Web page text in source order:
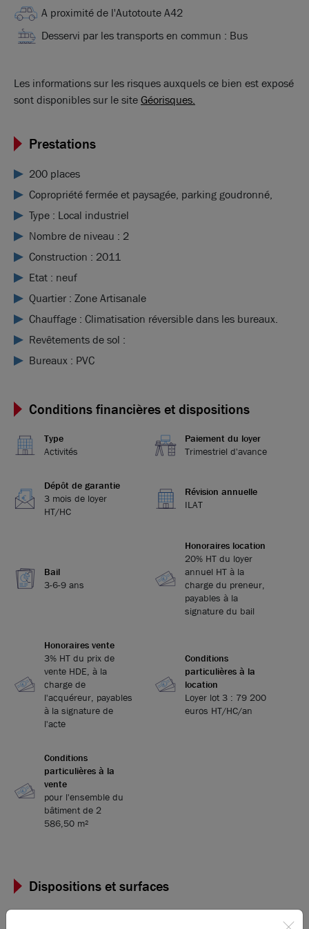
A proximité de l'Autotoute A42
Desservi par les transports en commun : Bus
Les informations sur les risques auxquels ce bien est exposé
sont disponibles sur le siteGéorisques.
Prestations
200 places
Copropriété fermée et paysagée, parking goudronné,
Type : Local industriel
Nombre de niveau : 2
Construction : 2011
Etat : neuf
Quartier : Zone Artisanale
Chauffage : Climatisation réversible dans les bureaux.
Revêtements de sol :
Bureaux : PVC
Conditions financières et dispositions
Type
Activités
Paiement du loyer
Trimestriel d'avance
Dépôt de garantie
3 mois de loyer
HT/HC
Révision annuelle
ILAT
Bail
3-6-9 ans
Honoraires location
20% HT du loyer
annuel HT à la
charge du preneur,
payables à la
signature du bail
Honoraires vente
3% HT du prix de
vente HDE, à la
charge de
l'acquéreur, payables
à la signature de
l'acte
Conditions
particulières à la
location
Loyer lot 3 : 79 200
euros HT/HC/an
Conditions
particulières à la
vente
pour l'ensemble du
bâtiment de 2
586,50 m²
Dispositions et surfaces